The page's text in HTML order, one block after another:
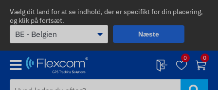
Vælg dit land for at se indhold, der er specifikt for din placering,
og klik på fortsæt.
Næste
0 0